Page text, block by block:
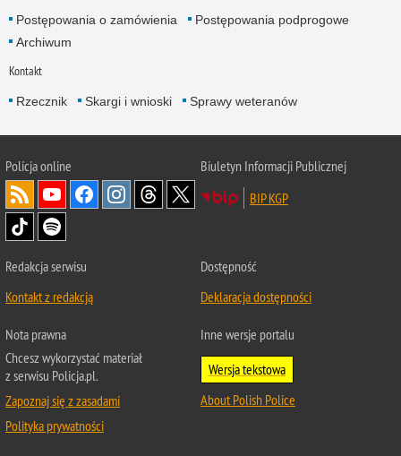
Postępowania o zamówienia
Postępowania podprogowe
Archiwum
Kontakt
Rzecznik Skargi i wnioski Sprawy weteranów
Policjaonline
Biuletyn Informacji Publicznej
BIP KGP
Redakcja serwisu
Kontakt z redakcją
Dostępność
Deklaracja dostępności
Nota prawna
Chcesz wykorzystać materiał
z serwisu Policja.pl.
Zapoznaj się z zasadami
Polityka prywatności
Inne wersje portalu
Wersja tekstowa
About Polish Police